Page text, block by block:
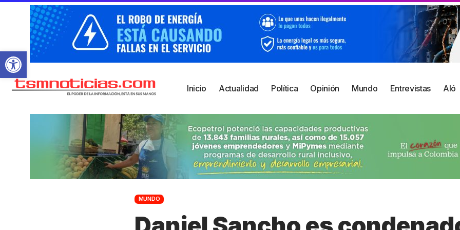
Abrir barra de herramientas
Inicio Actualidad Política Opinión Mundo Entrevistas Aló
MUNDO